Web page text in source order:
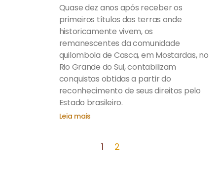
Quase dez anos após receber os
primeiros títulos das terras onde
historicamente vivem, os
remanescentes da comunidade
quilombola de Casca, em Mostardas, no
Rio Grande do Sul, contabilizam
conquistas obtidas a partir do
reconhecimento de seus direitos pelo
Estado brasileiro.
Leia mais
1 2